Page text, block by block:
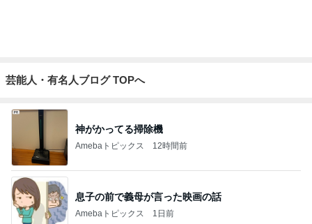
芸能人・有名人ブログ TOPへ
神がかってる掃除機
Amebaトピックス 12時間前
息子の前で義母が言った映画の話
Amebaトピックス 1日前